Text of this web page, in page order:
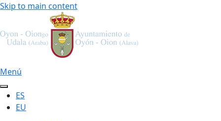
Skip to main content
Menú
ES
EU